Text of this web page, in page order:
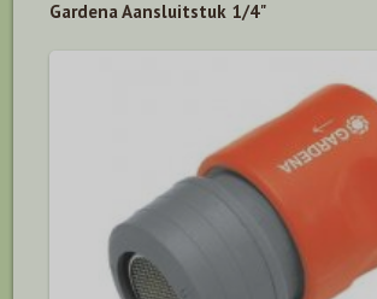
Gardena Aansluitstuk 1/4"